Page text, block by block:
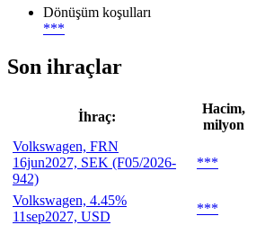
Dönüşüm koşulları
***
Son ihraçlar
İhraç:
Hacim,
milyon
Volkswagen, FRN
16jun2027, SEK (F05/2026-
942)
***
Volkswagen, 4.45%
11sep2027, USD
***